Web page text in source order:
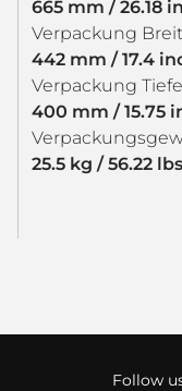
665 mm / 26.18
Verpackung
442 mm / 17.4
Verpackung Tiefe
400 mm / 15.75
25.5 kg / 56.22 lbs
Follow